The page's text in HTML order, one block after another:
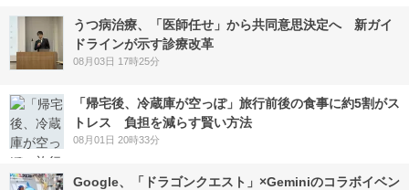
うつ病治療、「医師任せ」から共同意思決定へ 新ガイ
ドラインが示す診療改革
08月03日 17時25分
「帰宅後、冷蔵庫が空っぽ」旅行前後の食事に約5割がス
トレス 負担を減らす賢い方法
08月01日 20時33分
Google、「ドラゴンクエスト」×Geminiのコラボイベン